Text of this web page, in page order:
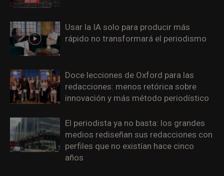
Usar la IA solo para producir más
rápido no transformará el periodismo
Doce lecciones de Oxford para las
redacciones: menos retórica sobre
innovación y más método periodístico
El periodista ya no basta: los grandes
medios rediseñan sus redacciones con
perfiles que no existían hace cinco
años